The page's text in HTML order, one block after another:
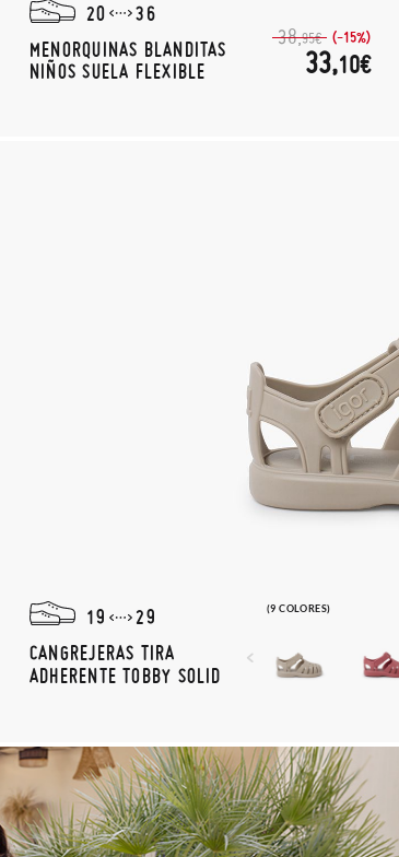
20
36
MENORQUINAS BLANDITAS
NIÑOS SUELA FLEXIBLE
38,95€ (-15%)
33,10€
(9 COLORES)
19
29
CANGREJERAS TIRA
ADHERENTE TOBBY SOLID